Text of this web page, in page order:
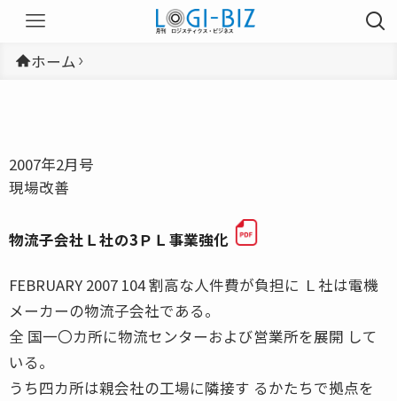
ホーム
2007年2月号
現場改善
物流子会社Ｌ社の3ＰＬ事業強化
FEBRUARY 2007 104 割高な人件費が負担に Ｌ社は電機
メーカーの物流子会社である。
全 国一〇カ所に物流センターおよび営業所を展開 して
いる。
うち四カ所は親会社の工場に隣接す るかたちで拠点を